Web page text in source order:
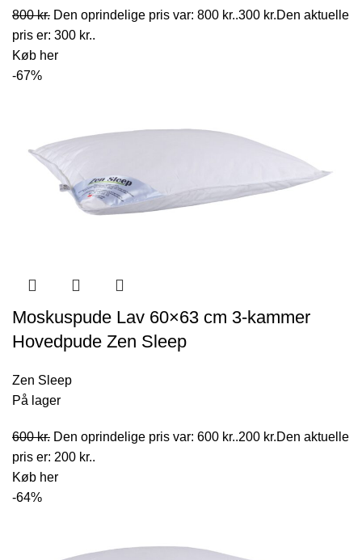
800kr. Den oprindelige pris var: 800 kr..300 kr.Den aktuelle
pris er: 300 kr..
Køb her
-67%
Moskuspude Lav 60×63 cm 3-kammer
Hovedpude Zen Sleep
Zen Sleep
På lager
600kr. Den oprindelige pris var: 600 kr..200 kr.Den aktuelle
pris er: 200 kr..
Køb her
-64%